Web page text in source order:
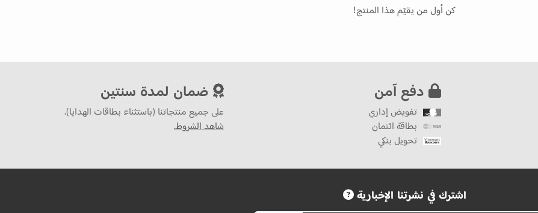
كن أول من يقيّم هذا المنتج!
دفع آمن
تفويض إداري
بطاقة ائتمان
تحويل بنكي
ضمان لمدة سنتين
على جميع منتجاتنا (باستثناء بطاقات الهدايا).
شاهد الشروط.
اشترك في نشرتنا الإخبارية